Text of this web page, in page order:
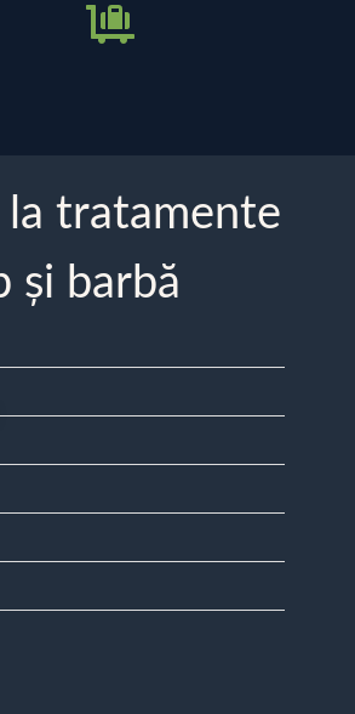
la tratamente
și barbă